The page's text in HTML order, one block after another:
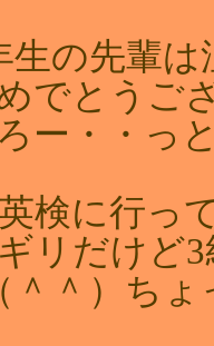
生の先輩
でとうご
ー・・っ
検に行っ
リだけど
＾＾）ち